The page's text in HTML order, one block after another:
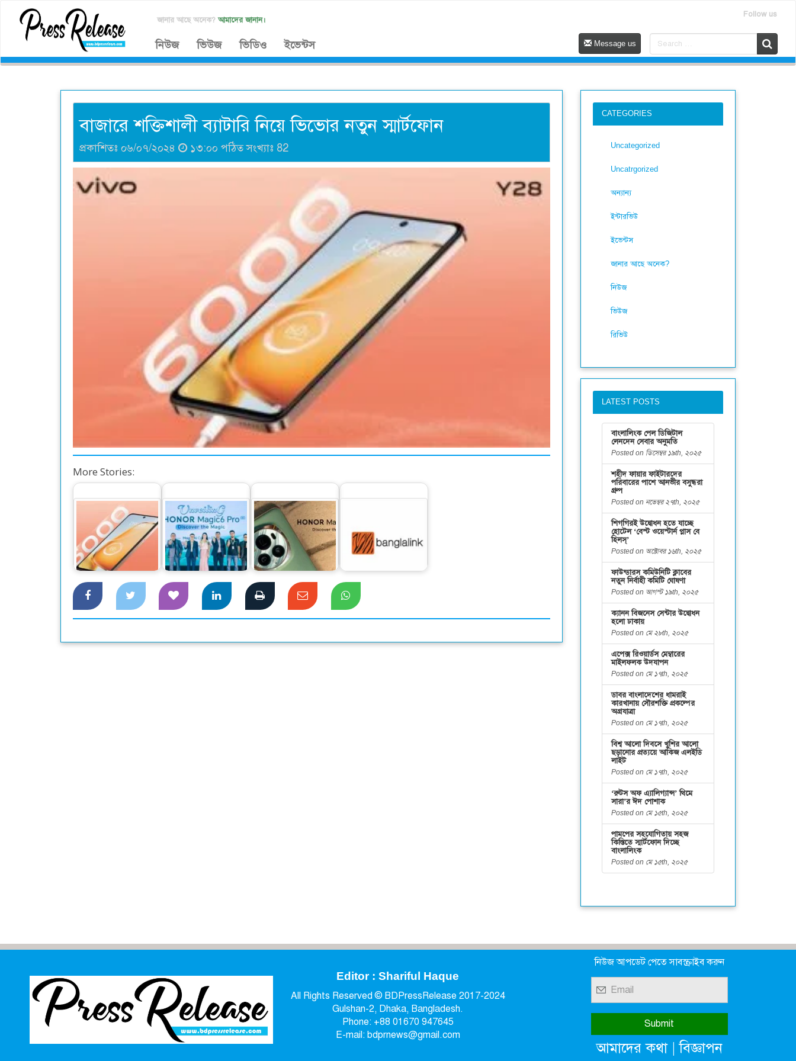
জানার আছে অনেক? আমাদের জানান।
Follow us
নিউজ ভিউজ ভিডিও ইভেন্টস Message us
বাজারে শক্তিশালী ব্যাটারি নিয়ে ভিভোর নতুন স্মার্টফোন
প্রকাশিতঃ ০৬/০৭/২০২৪ ১৩:০০ পঠিত সংখ্যাঃ 82
More Stories:
বাজারে শক্তিশালী
ব্যাটারি নিয়ে ভিভোর
নতুন স্মার্টফোন
দেশের বাজারে বিশ্বের
নাম্বার ওয়ান স্মার্টফোন
অনার…
পছন্দের শীর্ষে প্রিমিয়াম
ফ্ল্যাগশিপ অনারের
ম্যাজিক ৬ প্রো
পামপের সহযোগিতায়
সহজ কিস্তিতে স্মার্টফোন
CATEGORIES
Uncategorized
Uncatrgorized
অন্যান্য
ইন্টারভিউ
ইভেন্টস
জানার আছে অনেক?
নিউজ
ভিউজ
রিভিউ
LATEST POSTS
বাংলালিংক পেল ডিজিটাল
লেনদেন সেবার অনুমতি
Posted on ডিসেম্বর ১৯th, ২০২৫
শহীদ ফায়ার ফাইটারদের
পরিবারের পাশে আনভীর বসুন্ধরা
গ্রুপ
Posted on নভেম্বর ২৭th, ২০২৫
শিগগিরই উদ্বোধন হতে যাচ্ছে
হোটেল ‘বেস্ট ওয়েস্টার্ন প্লাস বে
হিলস্’
Posted on অক্টোবর ১৬th, ২০২৫
ফাউন্ডারস কমিউনিটি ক্লাবের
নতুন নির্বাহী কমিটি ঘোষণা
Posted on আগস্ট ১৯th, ২০২৫
ক্যানন বিজনেস সেন্টার উদ্বোধন
হলো ঢাকায়
Posted on মে ২৮th, ২০২৫
এপেক্স রিওয়ার্ডস মেম্বারের
মাইলফলক উদযাপন
Posted on মে ১৭th, ২০২৫
ডাবর বাংলাদেশের ধামরাই
কারখানায় সৌরশক্তি প্রকল্পের
অগ্রযাত্রা
Posted on মে ১৭th, ২০২৫
বিশ্ব আলো দিবসে খুশির আলো
ছড়ানোর প্রত্যয়ে আকিজ এলইডি
লাইট
Posted on মে ১৭th, ২০২৫
‘রুটস অফ এ্যালিগ্যান্স’ থিমে
সারা’র ঈদ পোশাক
Posted on মে ১৫th, ২০২৫
পামপের সহযোগিতায় সহজ
কিস্তিতে স্মার্টফোন দিচ্ছে
বাংলালিংক
Posted on মে ১৫th, ২০২৫
Editor : Shariful Haque
All Rights Reserved © BDPressRelease 2017-2024
Gulshan-2, Dhaka, Bangladesh.
Phone: +88 01670 947645
E-mail: bdprnews@gmail.com
নিউজ আপডেট পেতে সাবস্ক্রাইব করুন
আমাদের কথা|বিজ্ঞাপন